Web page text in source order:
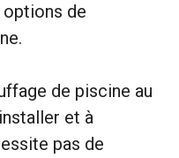
de
de piscine au
et à
pas de